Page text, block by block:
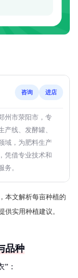
咨询 进店
州市荥阳市，专
产线、发酵罐、
域，为肥料生产
凭借专业技术和
务。
本文解析每亩种植的
供实用种植建议。
品种
：